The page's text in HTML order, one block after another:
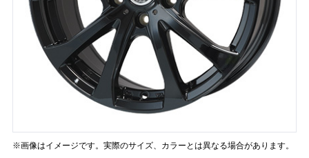
※画像はイメージです。実際のサイズ、カラーとは異なる場合があります。